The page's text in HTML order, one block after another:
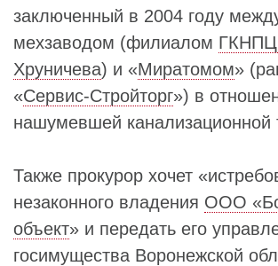
заключенный в 2004 году
мехзаводом (филиалом
Хруничева) и «Миратомом»
«Сервис-Стройторг») в
нашумевшей канализационной
Также прокурор хочет
незаконного владения ООО
объект» и передать его
госимущества Воронежской